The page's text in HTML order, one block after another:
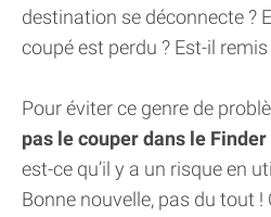
destination se déconnecte ?
coupé est perdu ? Est-il
Pour éviter ce genre de
pas le couper dans le
est-ce qu’il y a un risque en
Bonne nouvelle, pas du tout